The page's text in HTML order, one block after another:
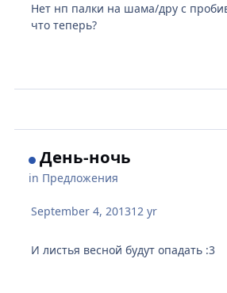
Нет нп палки на шама/дру с
что теперь?
День-ночь
in Предложения
September 4, 201312 yr
И листья весной будут опадать :3